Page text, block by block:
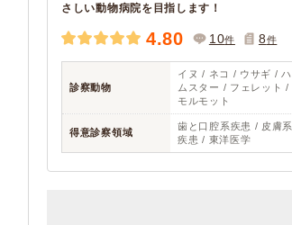
さしい動物病院を目指します！
4.80 10件 8件
診察動物
イヌ / ネコ / ウサギ / ハ
ムスター / フェレット /
モルモット
得意診察領域
歯と口腔系疾患 / 皮膚系
疾患 / 東洋医学